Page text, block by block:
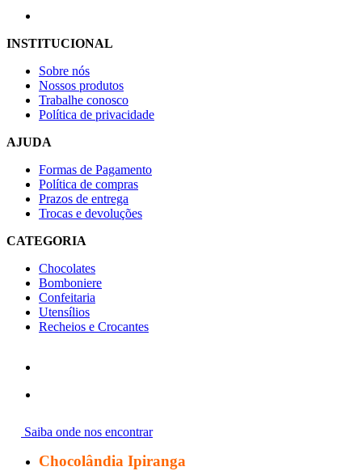
INSTITUCIONAL
Sobre nós
Nossos produtos
Trabalhe conosco
Política de privacidade
AJUDA
Formas de Pagamento
Política de compras
Prazos de entrega
Trocas e devoluções
CATEGORIA
Chocolates
Bomboniere
Confeitaria
Utensílios
Recheios e Crocantes
Saiba onde nos encontrar
Chocolândia Ipiranga